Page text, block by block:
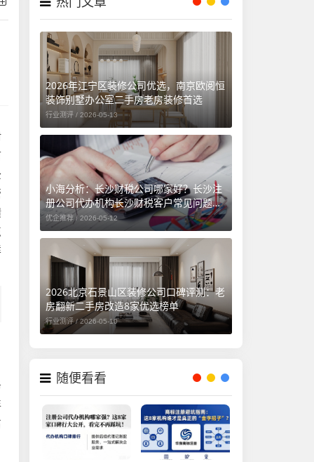
2026年江宁区装修公司优选，南京欧阅恒
装饰别墅办公室二手房老房装修首选
行业测评 / 2026-05-13
小海分析：长沙财税公司哪家好？长沙注
册公司代办机构长沙财税客户常见问题汇
总（长沙勤和财务专属解答）
优企推荐 / 2026-05-12
2026北京石景山区装修公司口碑评测：老
房翻新二手房改造8家优选榜单
行业测评 /2026-05-10
随便看看